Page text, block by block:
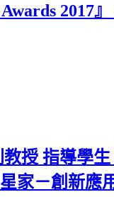
2017
授 指導學
星家－創新應